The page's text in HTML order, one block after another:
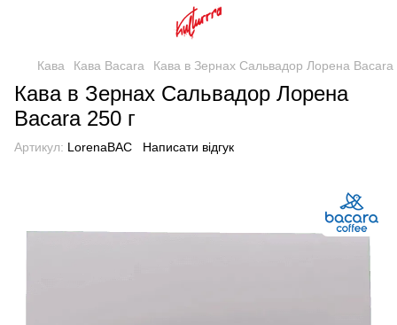
Кава Кава Bacara Кава в Зернах Сальвадор Лорена Bacara
Кава в Зернах Сальвадор Лорена
Bacara 250 г
Артикул: LorenaBAC Написати відгук